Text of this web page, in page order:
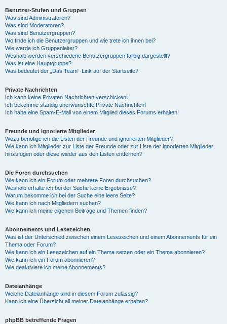
V
d
e
o
Benutzer-Stufen und Gruppen
Was sind Administratoren?
Was sind Moderatoren?
Was sind Benutzergruppen?
Wo finde ich die Benutzergruppen und wie trete ich ihnen bei?
Wie werde ich Gruppenleiter?
Weshalb werden verschiedene Benutzergruppen farbig dargestellt?
Was ist eine Hauptgruppe?
Was bedeutet der „Das Team“-Link auf der Startseite?
Private Nachrichten
Ich kann keine Privaten Nachrichten verschicken!
Ich bekomme ständig unerwünschte Private Nachrichten!
Ich habe eine Spam-E-Mail von einem Mitglied dieses Forums erhalten!
Freunde und ignorierte Mitglieder
Wozu benötige ich die Listen der Freunde und ignorierten Mitglieder?
Wie kann ich Mitglieder zur Liste der Freunde oder zur Liste der ignorierten Mitglieder
hinzufügen oder diese wieder aus den Listen entfernen?
Die Foren durchsuchen
Wie kann ich ein Forum oder mehrere Foren durchsuchen?
Weshalb erhalte ich bei der Suche keine Ergebnisse?
Warum bekomme ich bei der Suche eine leere Seite?
Wie kann ich nach Mitgliedern suchen?
Wie kann ich meine eigenen Beiträge und Themen finden?
Abonnements und Lesezeichen
Was ist der Unterschied zwischen einem Lesezeichen und einem Abonnements für ein
Thema oder Forum?
Wie kann ich ein Lesezeichen auf ein Thema setzen oder ein Thema abonnieren?
Wie kann ich ein Forum abonnieren?
Wie deaktiviere ich meine Abonnements?
Dateianhänge
Welche Dateianhänge sind in diesem Forum zulässig?
Kann ich eine Übersicht all meiner Dateianhänge erhalten?
phpBB betreffende Fragen